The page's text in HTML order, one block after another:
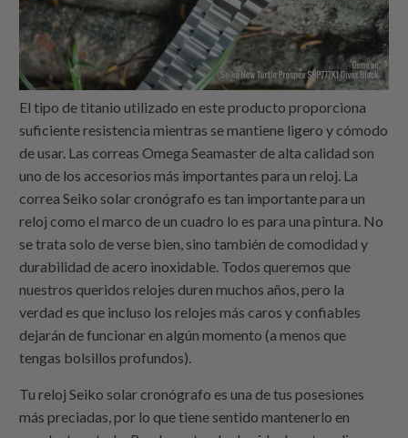
El tipo de titanio utilizado en este producto proporciona
suficiente resistencia mientras se mantiene ligero y cómodo
de usar. Las correas Omega Seamaster de alta calidad son
uno de los accesorios más importantes para un reloj. La
correa Seiko solar cronógrafo es tan importante para un
reloj como el marco de un cuadro lo es para una pintura. No
se trata solo de verse bien, sino también de comodidad y
durabilidad de acero inoxidable. Todos queremos que
nuestros queridos relojes duren muchos años, pero la
verdad es que incluso los relojes más caros y confiables
dejarán de funcionar en algún momento (a menos que
tengas bolsillos profundos).
Tu reloj Seiko solar cronógrafo es una de tus posesiones
más preciadas, por lo que tiene sentido mantenerlo en